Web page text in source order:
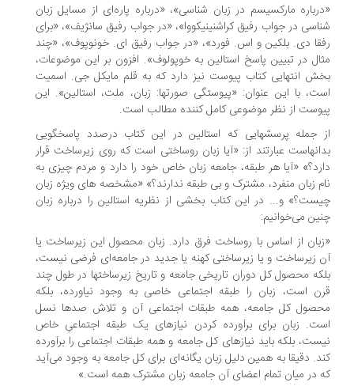
مارکسیسم در زبان شناسی»، «درباره پاره‌ای از مسایل زبان
در جواب رفیق کراشنینیکووا»، «در جواب رفیق سانژیف»، «برای
دی. بلکین و اس. فورد»، «در جواب رفیق ای. خونوپوف»، «چند
در تبیین پاسخ استالین به خوپولوف». افزون بر این موضوعات،
انتهایی کتاب پیوست نیز دارد که به قلم مایکل جی. اسمیت
با این عنوان: «پیوستگی صورتها: زبان، ملت، استالین». این
از نظر موضوعی کامل کننده مطالب است.
جمله پرسشهایی که استالین در این کتاب درصدد پاسخگویی
عبارتند از: «آیا زبان روساختی است که روی زیرساخت قرار
«آیا هر طبقه، جامعه زبان خاص خود را دارد و مردم چیزی به
زبان منفرد، مشترک و بی طبقه ندارند؟» «مشخصه های ویژه زبان
و... در این کتاب بخشی از نظریه استالین را درباره زبان
می‌خوانیم:
از اساس با روساخت فرق دارد. زبان محصول این زیرساخت یا
زیرساخت و یا زیرساختی کهنه یا جدید در جامعه‌ای فرضی نیست،
محصول کل دوران تاریخی جامعه و تاریخ زیرساختها در طول چند
است، زبان را طبقه اجتماعی خاصی به وجود نیاورده، بلکه
کل جامعه، همه طبقات اجتماعی آن و تلاش صدها نسل
زبان برای برآورده کردن نیازهای یک طبقه اجتماعیِ خاص
بلکه باید نیازهای کل جامعه و همه طبقات اجتماعی را برآورده
دقیقا به همین دلیل زبان یگانه‌ای برای کل جامعه به وجود می‌آید
در میان تمام اعضای آن جامعه زبان مشترک همه است.»